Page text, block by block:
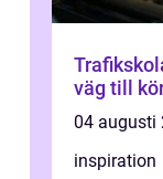
väg till
04 augusti
inspiration